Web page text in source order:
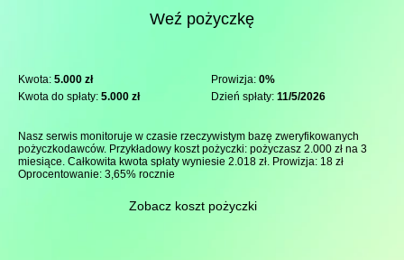
Weź pożyczkę
Kwota: 5.000 zł Prowizja: 0%
Kwota do spłaty: 5.000 zł Dzień spłaty: 11/5/2026
Nasz serwis monitoruje w czasie rzeczywistym bazę zweryfikowanych
pożyczkodawców. Przykładowy koszt pożyczki: pożyczasz 2.000 zł na 3
miesiące. Całkowita kwota spłaty wyniesie 2.018 zł. Prowizja: 18 zł
Oprocentowanie: 3,65% rocznie
Zobacz koszt pożyczki